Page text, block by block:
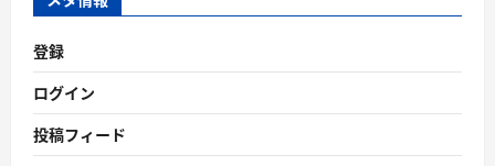
登録
ログイン
投稿フィード